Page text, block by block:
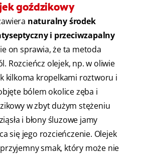
goździkowy
naturalny środek
i przeciwzapalny
on sprawia, że ta metoda
Rozcieńcz olejek, np. w oliwie
kilkoma kropelkami roztworu i
bólem okolice zęba i
w zbyt dużym stężeniu
i błony śluzowe jamy
się jego rozcieńczenie. Olejek
smak, który może nie